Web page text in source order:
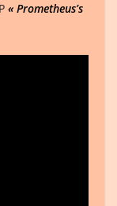
« Prometheus’s